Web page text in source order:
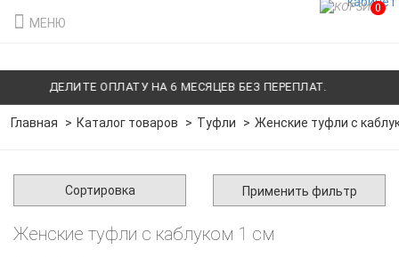
ДЕЛИТЕ ОПЛАТУ НА 6 МЕСЯЦЕВ БЕЗ ПЕРЕПЛАТ.
МЕНЮ
0
Главная Каталог товаров Туфли Женские туфли с
Сортировка Применить фильтр
Женские туфли с каблуком 1 см